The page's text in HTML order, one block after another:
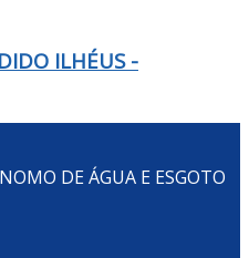
ILHÉUS -
DE ÁGUA E ESGOTO